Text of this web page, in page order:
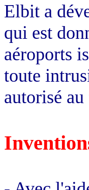
Elbit a
qui est
aéroports
toute
autorisé